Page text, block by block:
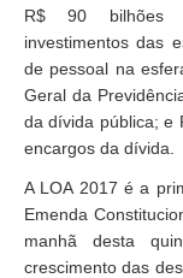
R$ 90 bilhões
investimentos das
de pessoal na
Geral da
da dívida pública; e
encargos da dívida.
A LOA 2017 é a
Emenda
manhã desta
crescimento das